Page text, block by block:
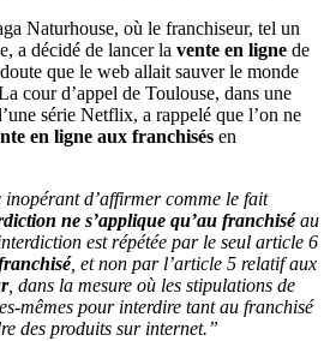
Naturhouse, où le franchiseur, tel un
a décidé de lancer la vente en ligne de
que le web allait sauver le monde
cour d’appel de Toulouse, dans une
série Netflix, a rappelé que l’on ne
en ligne aux franchisés en
inopérant d’affirmer comme le fait
ne s’applique qu’au franchiséau
est répétée par le seul article 6
, et non par l’article 5 relatif aux
, dans la mesure où les stipulations de
mêmes pour interdire tant au franchisé
des produits sur internet.”